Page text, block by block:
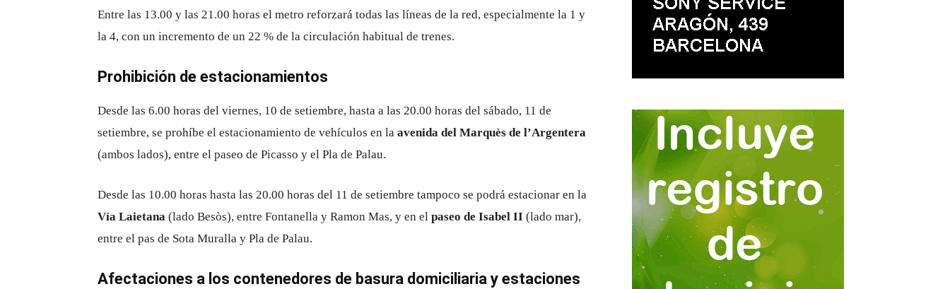
Entre las 13.00 y las 21.00 horas el metro reforzará todas las líneas de la red, especialmente la 1 y
la 4, con un incremento de un 22 % de la circulación habitual de trenes.
Prohibición de estacionamientos
Desde las 6.00 horas del viernes, 10 de setiembre, hasta a las 20.00 horas del sábado, 11 de
setiembre, se prohíbe el estacionamiento de vehículos en la avenida del Marquès de l’Argentera
(ambos lados), entre el paseo de Picasso y el Pla de Palau.
Desde las 10.00 horas hasta las 20.00 horas del 11 de setiembre tampoco se podrá estacionar en la
Vía Laietana (lado Besòs), entre Fontanella y Ramon Mas, y en el paseo de Isabel II (lado mar),
entre el pas de Sota Muralla y Pla de Palau.
Afectaciones a los contenedores de basura domiciliaria y estaciones